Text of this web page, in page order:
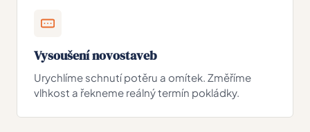
Vysoušení novostaveb
Urychlíme schnutí potěru a omítek. Změříme
vlhkost a řekneme reálný termín pokládky.